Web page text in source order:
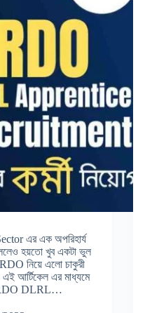
এর এক অপরিহার্য
হয়তো খুব একটা ভুল
নিয়ে এলো চাকুরী
আর্টিকেল এর মাধ্যমে
DRDO DLRL…